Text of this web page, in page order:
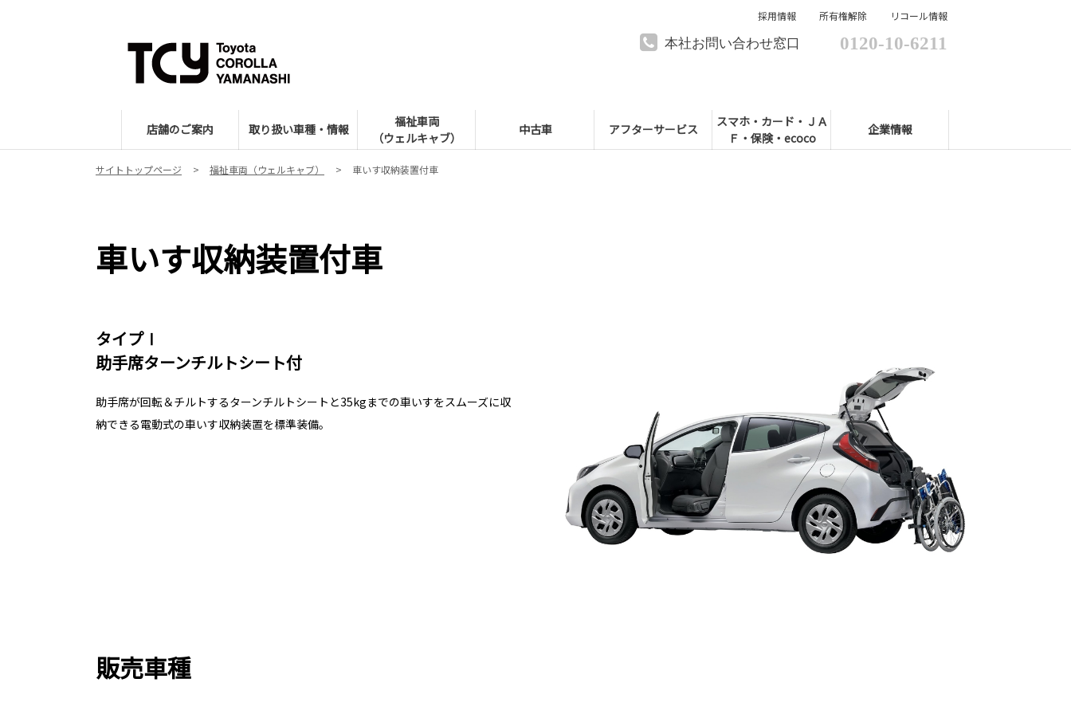
本社お問い合わせ窓口 0120-10-6211
店舗のご案内 取り扱い車種・情報
福祉車両
（ウェルキャブ）
中古車 アフターサービス
スマホ・カード・ＪＡ
Ｆ・保険・ecoco
企業情報
採用情報 所有権解除 リコール情報
サイトトップページ 福祉車両（ウェルキャブ） 車いす収納装置付車
車いす収納装置付車
タイプⅠ
助手席ターンチルトシート付
助手席が回転＆チルトするターンチルトシートと35kgまでの車いすをスムーズに収
納できる電動式の車いす収納装置を標準装備。
販売車種